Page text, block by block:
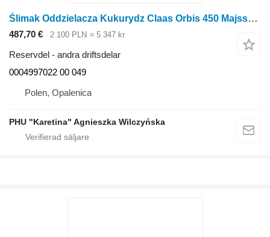
Ślimak Oddzielacza Kukurydz Claas Orbis 450 Majsseparatorskruv DELAR 0004997022 00 049 till Claas Orbis 450 radoberoende skärbord för majsskörd
487,70 € 2 100 PLN ≈ 5 347 kr
Reservdel - andra driftsdelar
0004997022 00 049
Polen, Opalenica
PHU "Karetina" Agnieszka Wilczyńska